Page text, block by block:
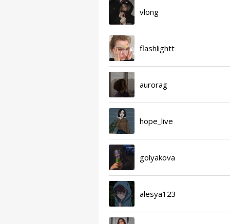
vlong
flashlightt
aurorag
hope_live
golyakova
alesya123